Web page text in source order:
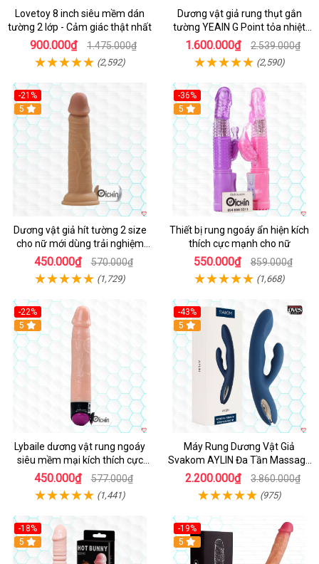
Lovetoy 8 inch siêu mềm dán
tường 2 lớp - Cảm giác thật nhất
900.000₫ 1.475.000₫
(2,592)
Dương vật giả rung thụt gắn
tường YEAIN G Point tỏa nhiệt
điều khiển từ xa
1.600.000₫ 2.539.000₫
(2,590)
-21%
Hot
5
Dương vật giả hít tường 2 size
cho nữ mới dùng trải nghiệm
thật
450.000₫ 570.000₫
(1,729)
-36%
Hot
5
Thiết bị rung ngoáy ẩn hiện kích
thích cực mạnh cho nữ
550.000₫ 859.000₫
(1,668)
-22%
Hot
5
Lybaile dương vật rung ngoáy
siêu mềm mại kích thích cực
mạnh
450.000₫ 577.000₫
(1,441)
-43%
Hot
5
Máy Rung Dương Vật Giả
Svakom AYLIN Đa Tần Massage
Sướng
2.200.000₫ 3.860.000₫
(975)
-18%
Hot
5
-19%
Hot
5